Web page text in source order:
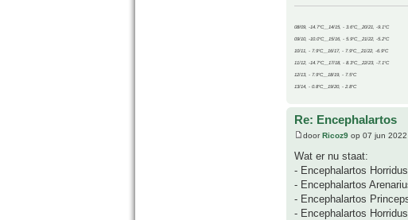
08/09, -14.7°C__14/15, - 3.6°C__20/21, -9.1°C
09/10, -10.0°C__15/16, - 5.9°C__21/22, -5.2°C
10/11, - 7.9°C__16/17, - 7.9°C__21/22, -6.9°C
11/12, -14.7°C__17/18, - 8.3°C__22/23, -7.1°C
12/13, - 7.9°C__18/19, - 7.5°C
13/14, - 0.8°C__19/20, - 2.8°C
Re: Encephalartos
doorRicoz9 op 07 jun
Wat er nu staat:
- Encephalartos
- Encephalartos
- Encephalartos
- Encephalartos Horridus